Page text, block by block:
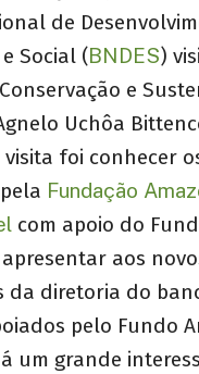
de
Social (BNDES)
e
Uchôa
foi conhecer
Fundação
com apoio do
aos
da diretoria do
pelo Fundo
um grande